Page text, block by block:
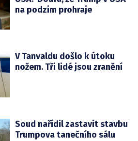
na podzim prohraje
V Tanvaldu došlo k útoku
nožem. Tři lidé jsou zranění
Soud nařídil zastavit stavbu
Trumpova tanečního sálu